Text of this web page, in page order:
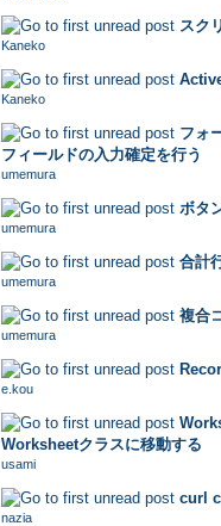
スク
Kaneko
456 Vote(s) - 2.92 out of
Kaneko
506 Vote(s) - 2.84 out of
フォ
フィールドの入力確定を行う
umemura
393 Vote(s) - 2.84 out of 5
ボタ
umemura
420 Vote(s) - 2.91 out of
合計
umemura
494 Vote(s) - 2.95 out of 5
複合
umemura
446 Vote(s) - 2.92 out of 5
e.kou
426 Vote(s) - 2.88 out of 5
Worksheetクラスに移動する
usami
401 Vote(s) - 2.85 out of 5
curl
nazia
500 Vote(s) - 2.93 out of